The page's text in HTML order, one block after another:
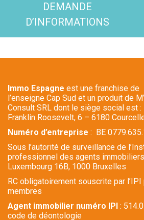
DEMANDE
D’INFORMATIONS
Immo Espagne est une franchise de
l’enseigne Cap Sud et un produit de
Consult SRL dont le siège social est :
Franklin Roosevelt, 6 – 6180
Numéro d’entreprise : BE
Sous l’autorité de surveillance de
professionnel des agents
Luxembourg 16B, 1000 Bruxelles
RC obligatoirement souscrite par
membres
Agent immobilier numéro IPI:
code de déontologie